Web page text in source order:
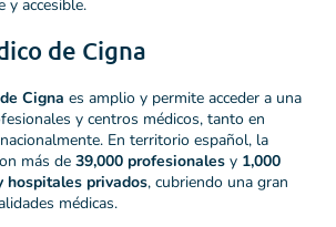
y accesible.
de Cigna
Cigna es amplio y permite acceder a una
y centros médicos, tanto en
En territorio español, la
más de 39,000 profesionales y 1,000
hospitales privados, cubriendo una gran
médicas.